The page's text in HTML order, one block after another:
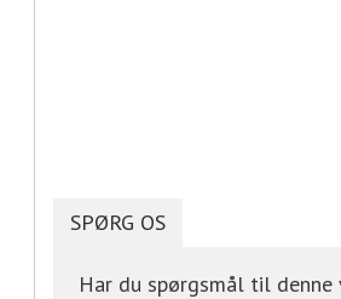
SPØRG OS
Har du spørgsmål til denne